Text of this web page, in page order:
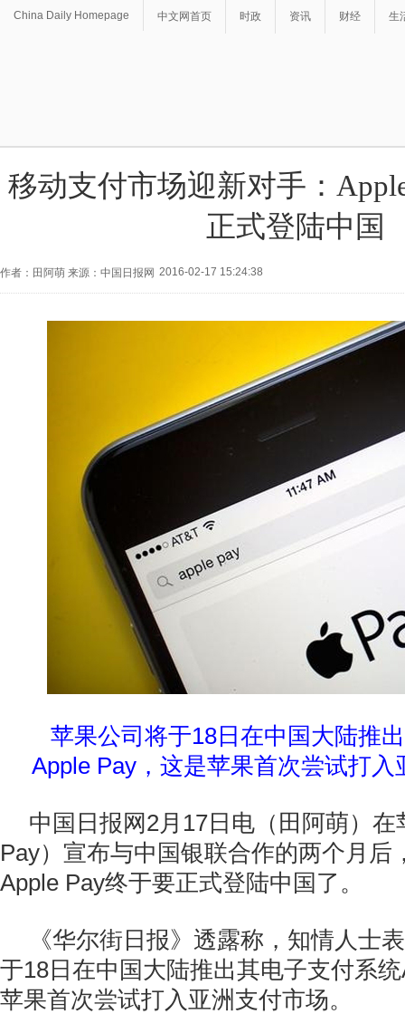
China Daily Homepage 中文网首页 时政 资讯 财经 生
移动支付市场迎新对手：
正式登陆中国
作者：田阿萌 来源：中国日报网 2016-02-17 15:24:38
苹果公司将于18日在中国大陆推
Apple Pay，这是苹果首次尝试打入
中国日报网2月17日电（田阿萌）在
Pay）宣布与中国银联合作的两个月后
Apple Pay终于要正式登陆中国了。
《华尔街日报》透露称，知情人士
于18日在中国大陆推出其电子支付系
苹果首次尝试打入亚洲支付市场。